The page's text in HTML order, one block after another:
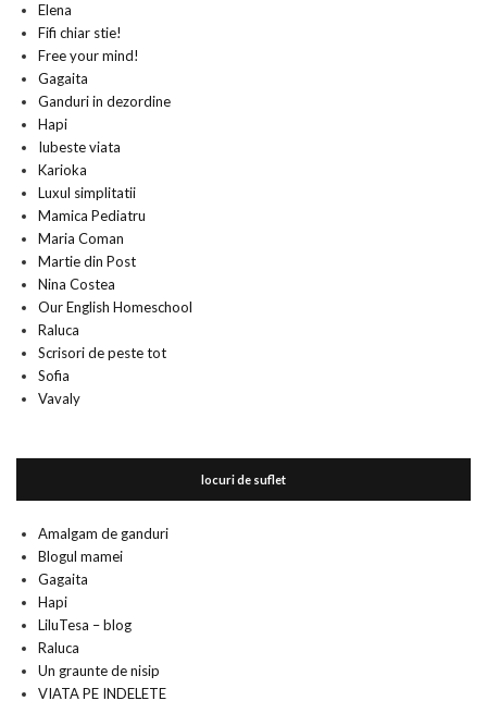
Elena
Fifi chiar stie!
Free your mind!
Gagaita
Ganduri in dezordine
Hapi
Iubeste viata
Karioka
Luxul simplitatii
Mamica Pediatru
Maria Coman
Martie din Post
Nina Costea
Our English Homeschool
Raluca
Scrisori de peste tot
Sofia
Vavaly
locuri de suflet
Amalgam de ganduri
Blogul mamei
Gagaita
Hapi
LiluTesa – blog
Raluca
Un graunte de nisip
VIATA PE INDELETE